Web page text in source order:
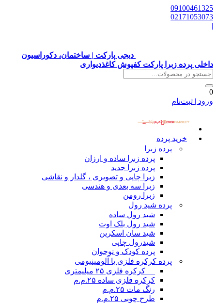
09100461325
02171053073
|
دیجی پارکت | ساختمان، دکوراسیون
داخلی پرده زبرا پارکت کفپوش کاغذدیواری
0
ورود | ثبت‌نام
خرید پرده
پرده زبرا
پرده زبرا ساده و ارزان
پرده زبرا جدید
زبرا چاپی و تصویری ، گلدار و نقاشی
زبرا سه بعدی و هندسی
زبرا رومن
پرده شید رول
شید رول ساده
شید رول بلک اوت
شید سان اسکرین
شیدرول چاپی
پرده کودک و نوجوان
پرده کرکره فلزی یا آلومینیومی
__ کرکره فلزی ۲۵ میلیمتری
کرکره فلزی ساده ۲۵.م.م
رنگ مات ۲۵.م.م
طرح چوبی ۲۵.م.م